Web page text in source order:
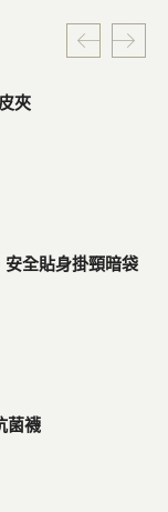
夾
全貼身掛頸暗袋
菌襪